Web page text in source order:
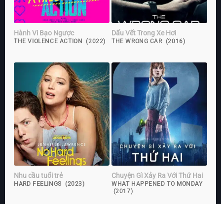
Hành Vi Bạo Ngược
THE VIOLENCE ACTION (2022)
Dấu Vết Trong Xe Hơi
THE WRONG CAR (2016)
Nhu cầu tuổi trẻ
HARD FEELINGS (2023)
Chuyện Gì Xảy Ra Với Thứ Hai
WHAT HAPPENED TO MONDAY
(2017)